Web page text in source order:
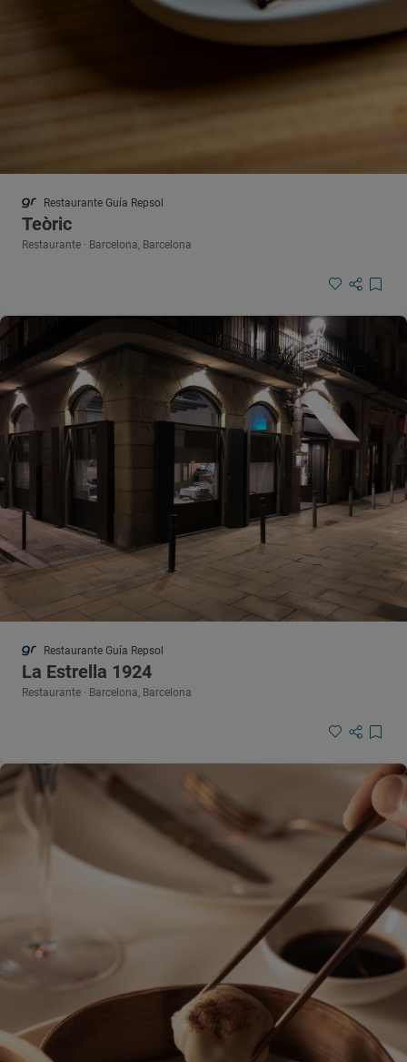
Restaurante Guía Repsol
Teòric
Restaurante · Barcelona, Barcelona
Restaurante Guía Repsol
La Estrella 1924
Restaurante · Barcelona, Barcelona